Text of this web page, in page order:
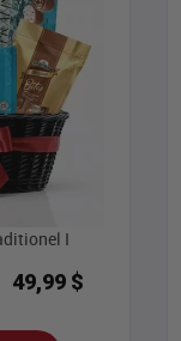
I
49,99 $